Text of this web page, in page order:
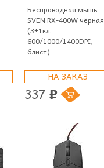
Беспроводная мышь
SVEN RX-400W чёрная
(3+1кл.
600/1000/1400DPI,
блист)
НА ЗАКАЗ
337 p